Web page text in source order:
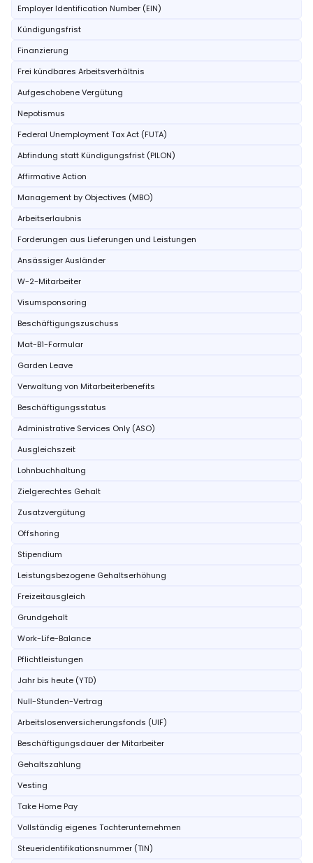
Employer Identification Number (EIN)
Kündigungsfrist
Finanzierung
Frei kündbares Arbeitsverhältnis
Aufgeschobene Vergütung
Nepotismus
Federal Unemployment Tax Act (FUTA)
Abfindung statt Kündigungsfrist (PILON)
Affirmative Action
Management by Objectives (MBO)
Arbeitserlaubnis
Forderungen aus Lieferungen und Leistungen
Ansässiger Ausländer
W-2-Mitarbeiter
Visumsponsoring
Beschäftigungszuschuss
Mat-B1-Formular
Garden Leave
Verwaltung von Mitarbeiterbenefits
Beschäftigungsstatus
Administrative Services Only (ASO)
Ausgleichszeit
Lohnbuchhaltung
Zielgerechtes Gehalt
Zusatzvergütung
Offshoring
Stipendium
Leistungsbezogene Gehaltserhöhung
Freizeitausgleich
Grundgehalt
Work-Life-Balance
Pflichtleistungen
Jahr bis heute (YTD)
Null-Stunden-Vertrag
Arbeitslosenversicherungsfonds (UIF)
Beschäftigungsdauer der Mitarbeiter
Gehaltszahlung
Vesting
Take Home Pay
Vollständig eigenes Tochterunternehmen
Steueridentifikationsnummer (TIN)